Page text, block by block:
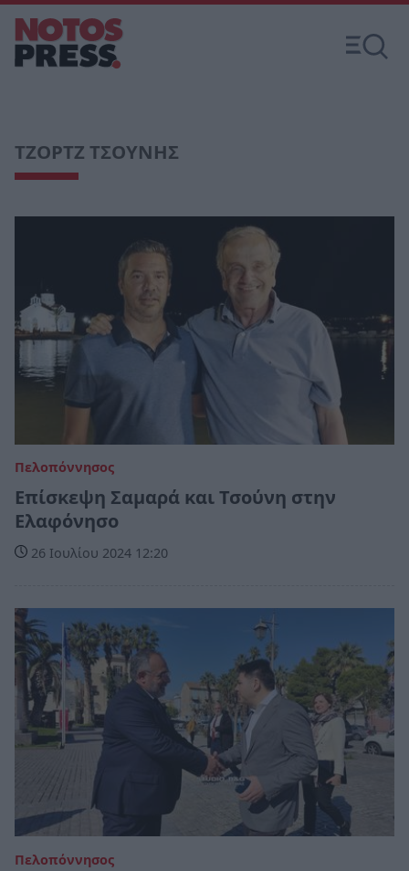
ΤΖΟΡΤΖ ΤΣΟΥΝΗΣ
Πελοπόννησος
Επίσκεψη Σαμαρά και Τσούνη στην
Ελαφόνησο
26 Ιουλίου 2024 12:20
Πελοπόννησος